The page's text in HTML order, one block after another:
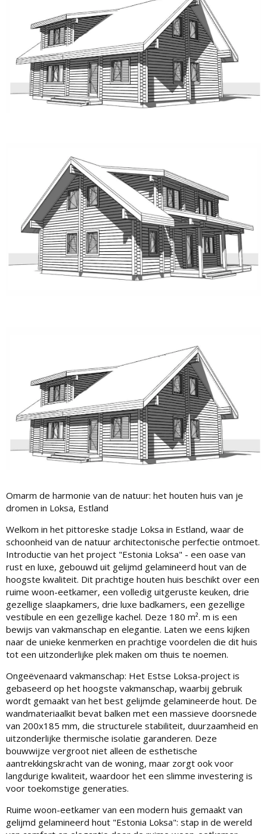
Omarm de harmonie van de natuur: het houten huis van je
dromen in Loksa, Estland
Welkom in het pittoreske stadje Loksa in Estland, waar de
schoonheid van de natuur architectonische perfectie ontmoet.
Introductie van het project "Estonia Loksa" - een oase van
rust en luxe, gebouwd uit gelijmd gelamineerd hout van de
hoogste kwaliteit. Dit prachtige houten huis beschikt over een
ruime woon-eetkamer, een volledig uitgeruste keuken, drie
gezellige slaapkamers, drie luxe badkamers, een gezellige
vestibule en een gezellige kachel. Deze 180 m². m is een
bewijs van vakmanschap en elegantie. Laten we eens kijken
naar de unieke kenmerken en prachtige voordelen die dit huis
tot een uitzonderlijke plek maken om thuis te noemen.
Ongeëvenaard vakmanschap: Het Estse Loksa-project is
gebaseerd op het hoogste vakmanschap, waarbij gebruik
wordt gemaakt van het best gelijmde gelamineerde hout. De
wandmateriaalkit bevat balken met een massieve doorsnede
van 200x185 mm, die structurele stabiliteit, duurzaamheid en
uitzonderlijke thermische isolatie garanderen. Deze
bouwwijze vergroot niet alleen de esthetische
aantrekkingskracht van de woning, maar zorgt ook voor
langdurige kwaliteit, waardoor het een slimme investering is
voor toekomstige generaties.
Ruime woon-eetkamer van een modern huis gemaakt van
gelijmd gelamineerd hout "Estonia Loksa": stap in de wereld